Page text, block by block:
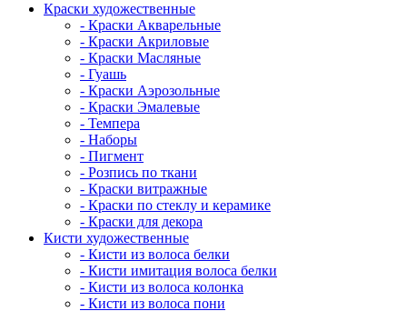
Краски художественные
- Краски Акварельные
- Краски Акриловые
- Краски Масляные
- Гуашь
- Краски Аэрозольные
- Краски Эмалевые
- Темпера
- Наборы
- Пигмент
- Розпись по ткани
- Краски витражные
- Краски по стеклу и керамике
- Краски для декора
Кисти художественные
- Кисти из волоса белки
- Кисти имитация волоса белки
- Кисти из волоса колонка
- Кисти из волоса пони